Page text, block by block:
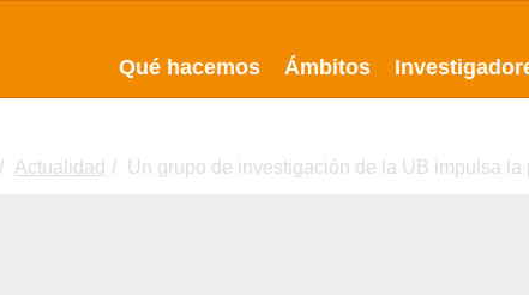
Qué hacemos Ámbitos
Actualidad Un grupo de investigación de la UB impulsa